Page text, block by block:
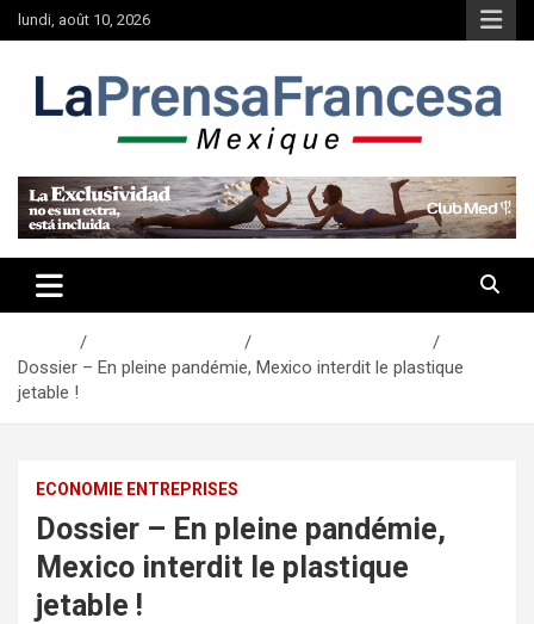
Aller
au
lundi, août 10, 2026
Dossier – En pleine pandémie, Mexico interdit le plastique
jetable !
ECONOMIE ENTREPRISES
Dossier – En pleine pandémie,
Mexico interdit le plastique
jetable !